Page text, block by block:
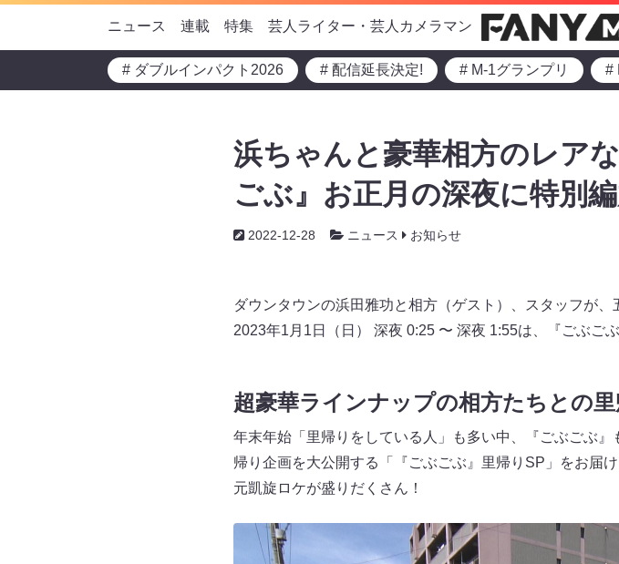
ニュース 連載 特集 芸人ライター・芸人カメラマン
# ダブルインパクト2026 # 配信延長決定! # M-1グランプリ #
浜ちゃんと豪華相方のレア
ごぶ』お正月の深夜に特別
2022-12-28 ニュース お知らせ
ダウンタウンの浜田雅功と相方（ゲスト）、スタッフが
2023年1月1日（日） 深夜 0:25 〜 深夜 1:55は、『ごぶご
超豪華ラインナップの相方たちとの
年末年始「里帰りをしている人」も多い中、『ごぶごぶ
帰り企画を大公開する「『ごぶごぶ』里帰りSP」をお
元凱旋ロケが盛りだくさん！